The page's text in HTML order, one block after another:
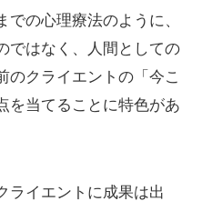
の心理療法のように、
ではなく、人間としての
のクライエントの「今こ
を当てることに特色があ
ライエントに成果は出